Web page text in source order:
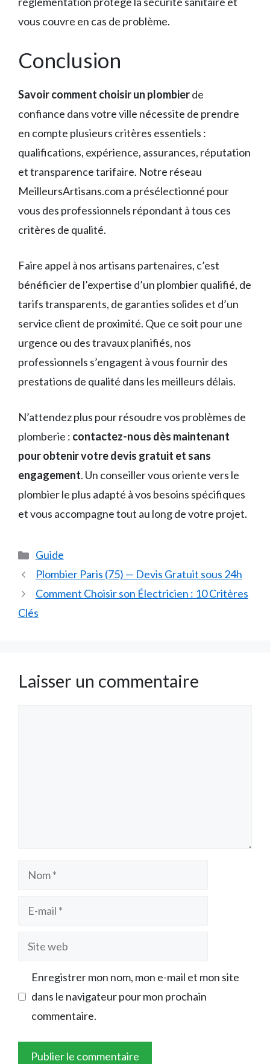
vous couvre en cas de problème.
Conclusion
Savoir comment choisir un plombierde
confiance dans votre ville nécessite de prendre
en compte plusieurs critères essentiels :
qualifications, expérience, assurances, réputation
et transparence tarifaire. Notre réseau
MeilleursArtisans.com a présélectionné pour
vous des professionnels répondant à tous ces
critères de qualité.
Faire appel à nos artisans partenaires, c’est
bénéficier de l’expertise d’un plombier qualifié, de
tarifs transparents, de garanties solides et d’un
service client de proximité. Que ce soit pour une
urgence ou des travaux planifiés, nos
professionnels s’engagent à vous fournir des
prestations de qualité dans les meilleurs délais.
N’attendez plus pour résoudre vos problèmes de
plomberie : contactez-nous dès maintenant
pour obtenir votre devis gratuit et sans
engagement. Un conseiller vous oriente vers le
plombier le plus adapté à vos besoins spécifiques
et vous accompagne tout au long de votre projet.
Catégories
Guide
Plombier Paris (75) — Devis Gratuit sous 24h
Comment Choisir son Électricien : 10 Critères
Clés
Laisser un commentaire
Nom
Site
Enregistrer mon nom, mon e-mail et mon site
dans le navigateur pour mon prochain
commentaire.